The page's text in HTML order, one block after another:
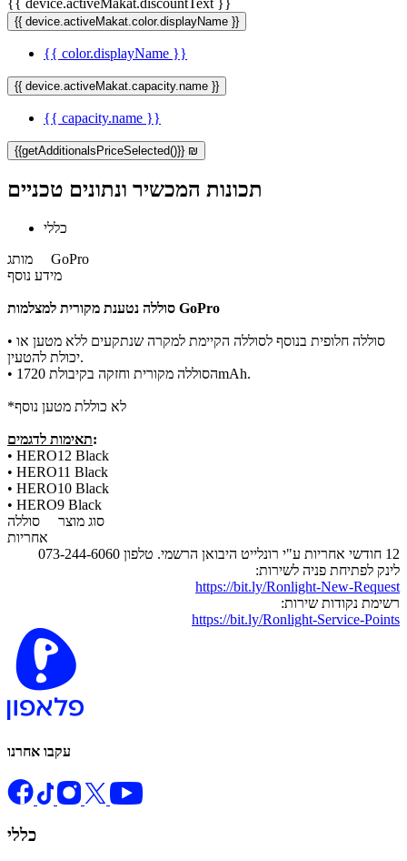
{{ device.activeMakat.color.displayName }}
{{ color.displayName }}
{{ device.activeMakat.capacity.name }}
{{ capacity.name }}
{{getAdditionalsPriceSelected()}} ₪
תכונות המכשיר ונתונים טכניים
כללי
מותג GoPro
מידע נוסף
סוללה נטענת מקורית למצלמות GoPro​​
• סוללה חלופית בנוסף לסוללה הקיימת למקרה שנתקעים ללא מטען או
יכולת להטעין.
•
הסוללה מקורית וחזקה בקיבולת 1720mAh.
*לא כוללת מטען נוסף
תאימות לדגמים:
• HERO12 Black
• HERO11 Black
• HERO10 Black
• HERO9 Black
סוג מוצר סוללה
אחריות
12 חודשי אחריות ע"י רונלייט היבואן הרשמי. טלפון 073-244-6060
לינק לפתיחת פניה לשירות:
https://bit.ly/Ronlight-New-Request
רשימת נקודות שירות:
https://bit.ly/Ronlight-Service-Points
עקבו אחרנו
כללי